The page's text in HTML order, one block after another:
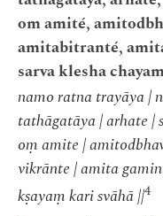
om amité,
amitabitranté,
sarva klesha
namo ratna trayāya |
tathāgatāya | arhate |
oṃ amite |
vikrānte | amita
kṣayaṃ kari svāhā ||4